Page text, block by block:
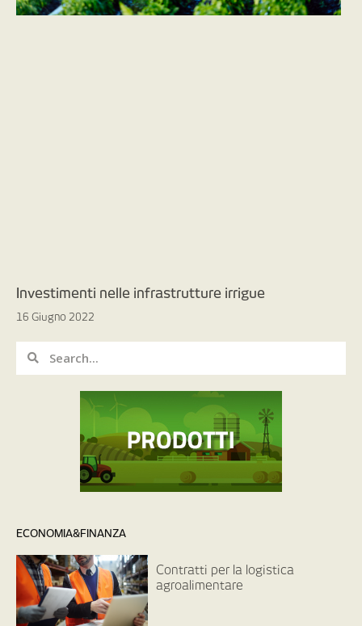
Investimenti nelle infrastrutture irrigue
16 Giugno 2022
ECONOMIA&FINANZA
Contratti per la logistica
agroalimentare